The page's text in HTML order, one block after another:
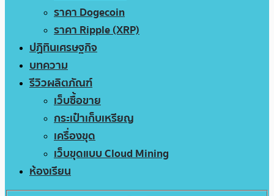
ราคา Dogecoin
ราคา Ripple (XRP)
ปฏิทินเศรษฐกิจ
บทความ
รีวิวผลิตภัณฑ์
เว็บซื้อขาย
กระเป๋าเก็บเหรียญ
เครื่องขุด
เว็บขุดแบบ Cloud Mining
ห้องเรียน